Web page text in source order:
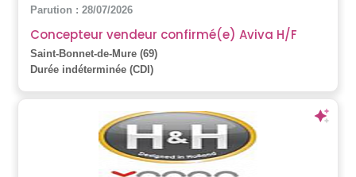
Parution : 28/07/2026
Concepteur vendeur confirmé(e) Aviva H/F
Saint-Bonnet-de-Mure (69)
Durée indéterminée (CDI)